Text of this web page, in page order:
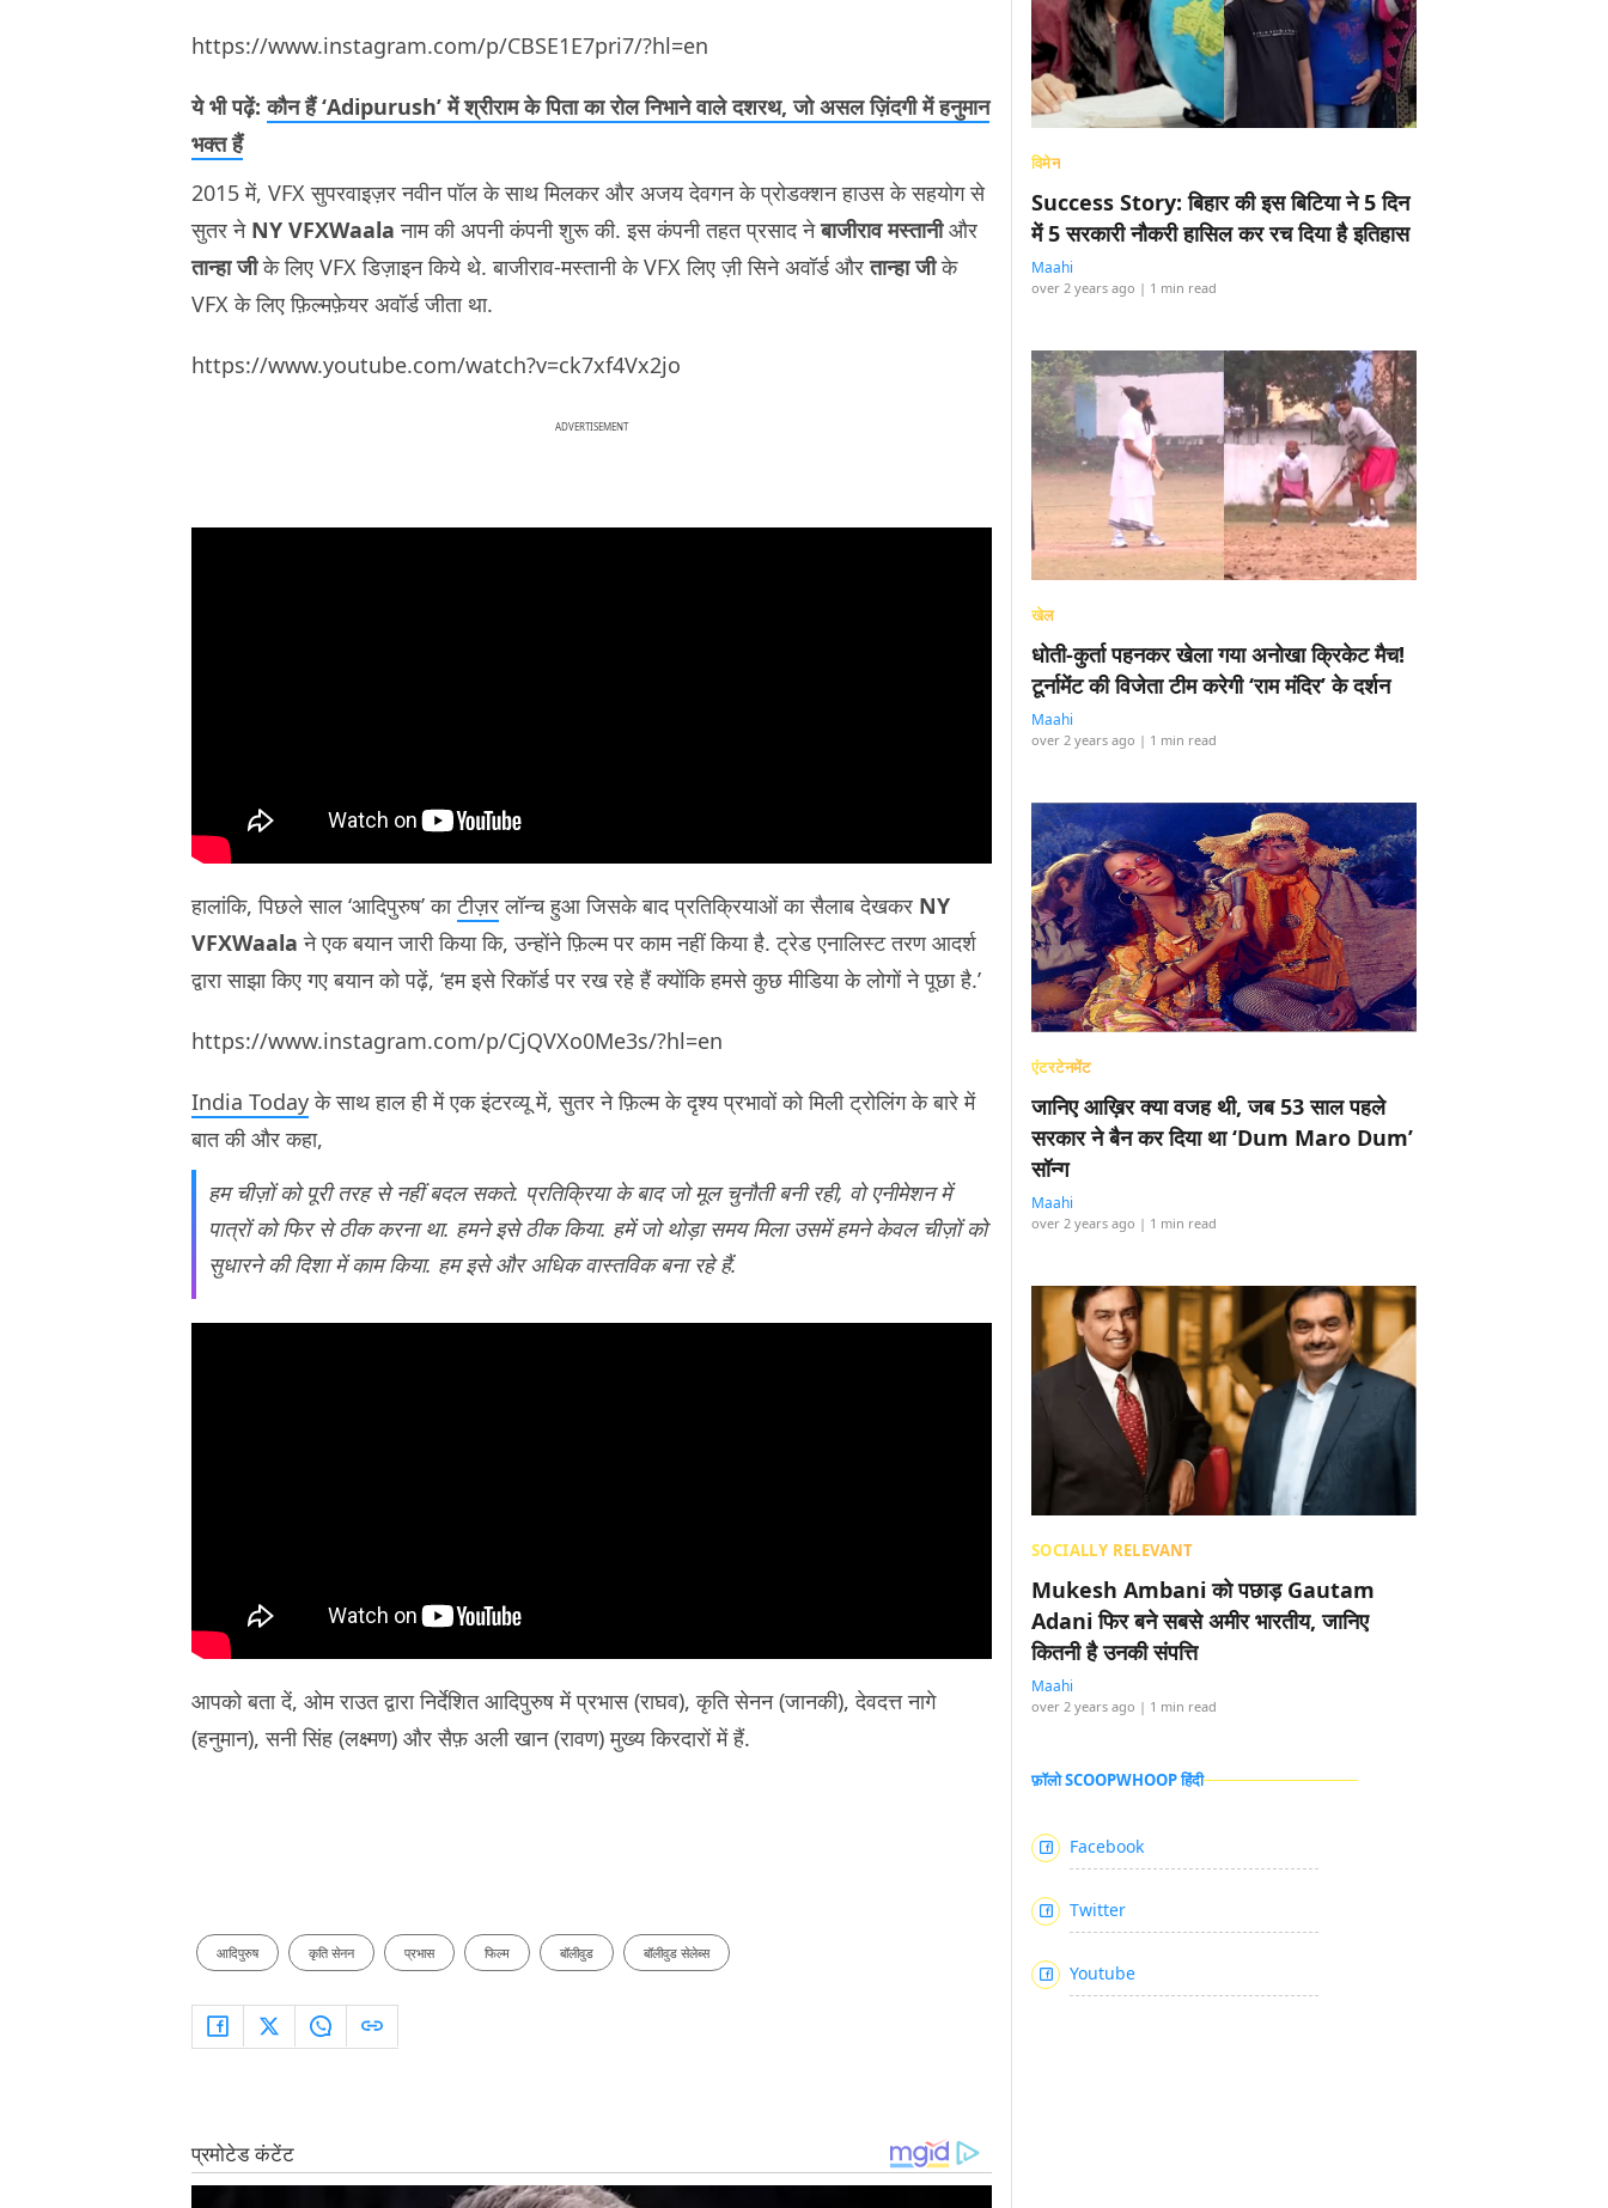
https://www.instagram.com/p/CBSE1E7pri7/?hl=en
ये भी पढ़ें:कौन हैं ‘Adipurush’ में श्रीराम के पिता का रोल निभाने वाले दशरथ, जो असल ज़िंदगी में हनुमान
भक्त हैं
2015 में, VFX सुपरवाइज़र नवीन पॉल के साथ मिलकर और अजय देवगन के प्रोडक्शन हाउस के सहयोग से
सुतर ने NY VFXWaala नाम की अपनी कंपनी शुरू की. इस कंपनी तहत प्रसाद नेबाजीराव मस्तानीऔर
तान्हा जीके लिए VFX डिज़ाइन किये थे. बाजीराव-मस्तानी के VFX लिए ज़ी सिने अवॉर्ड औरतान्हा जीके
VFX के लिए फ़िल्मफ़ेयर अवॉर्ड जीता था.
https://www.youtube.com/watch?v=ck7xf4Vx2jo
ADVERTISEMENT
हालांकि, पिछले साल ‘आदिपुरुष’ काटीज़रलॉन्च हुआ जिसके बाद प्रतिक्रियाओं का सैलाब देखकर NY
VFXWaala ने एक बयान जारी किया कि, उन्होंने फ़िल्म पर काम नहीं किया है. ट्रेड एनालिस्ट तरण आदर्श
द्वारा साझा किए गए बयान को पढ़ें, ‘हम इसे रिकॉर्ड पर रख रहे हैं क्योंकि हमसे कुछ मीडिया के लोगों ने पूछा है.’
https://www.instagram.com/p/CjQVXo0Me3s/?hl=en
India Todayके साथ हाल ही में एक इंटरव्यू में, सुतर ने फ़िल्म के दृश्य प्रभावों को मिली ट्रोलिंग के बारे में
बात की और कहा,
हम चीज़ों को पूरी तरह से नहीं बदल सकते. प्रतिक्रिया के बाद जो मूल चुनौती बनी रही, वो एनीमेशन में
पात्रों को फिर से ठीक करना था. हमने इसे ठीक किया. हमें जो थोड़ा समय मिला उसमें हमने केवल चीज़ों को
सुधारने की दिशा में काम किया. हम इसे और अधिक वास्तविक बना रहे हैं.
आपको बता दें, ओम राउत द्वारा निर्देशित आदिपुरुष में प्रभास (राघव), कृति सेनन (जानकी), देवदत्त नागे
(हनुमान), सनी सिंह (लक्ष्मण) और सैफ़ अली खान (रावण) मुख्य किरदारों में हैं.
आदिपुरुष कृति सेनन प्रभास फिल्म बॉलीवुड बॉलीवुड सेलेब्स
विमेन
Success Story: बिहार की इस बिटिया ने 5 दिन
में 5 सरकारी नौकरी हासिल कर रच दिया है इतिहास
Maahi
over 2 years ago | 1 min read
खेल
धोती-कुर्ता पहनकर खेला गया अनोखा क्रिकेट मैच!
टूर्नामेंट की विजेता टीम करेगी ‘राम मंदिर’ के दर्शन
Maahi
over 2 years ago | 1 min read
एंटरटेनमेंट
जानिए आख़िर क्या वजह थी, जब 53 साल पहले
सरकार ने बैन कर दिया था ‘Dum Maro Dum’
सॉन्ग
Maahi
over 2 years ago | 1 min read
SOCIALLY RELEVANT
Mukesh Ambani को पछाड़ Gautam
Adani फिर बने सबसे अमीर भारतीय, जानिए
कितनी है उनकी संपत्ति
Maahi
over 2 years ago | 1 min read
फ़ॉलो SCOOPWHOOP हिंदी
Facebook
Twitter
Youtube